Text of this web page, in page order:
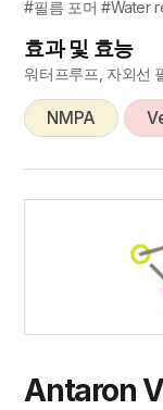
#필름 포머 #Water
효과 및 효능
워터프루프, 자외선
NMPA
Antaron